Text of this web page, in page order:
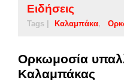
Ειδήσεις
Tags | Καλαμπάκα
Ορκωμοσία
Καλαμπάκας